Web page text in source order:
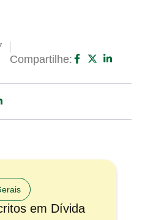
Compartilhe:
em Dívida